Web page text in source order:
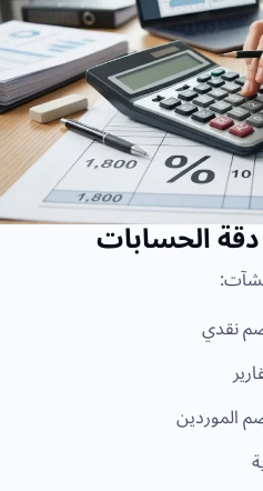
الحسابات
نقدي
الموردين